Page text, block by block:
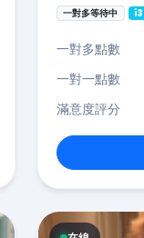
一對多等待中
一對多點數
一對一點數
滿意度評分